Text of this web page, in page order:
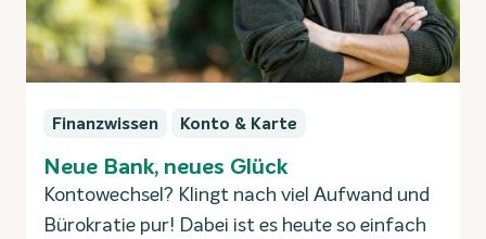
Finanzwissen Konto & Karte
Neue Bank, neues Glück
Kontowechsel? Klingt nach viel Aufwand und
Bürokratie pur! Dabei ist es heute so einfach